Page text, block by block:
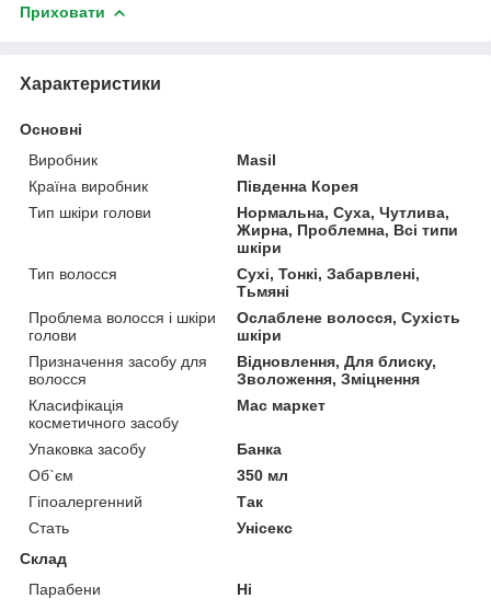
Приховати
Характеристики
Основні
Виробник
Masil
Країна виробник
Південна Корея
Тип шкіри голови
Нормальна, Суха, Чутлива,
Жирна, Проблемна, Всі типи
шкіри
Тип волосся
Сухі, Тонкі, Забарвлені,
Тьмяні
Проблема волосся і шкіри
голови
Ослаблене волосся, Сухість
шкіри
Призначення засобу для
волосся
Відновлення, Для блиску,
Зволоження, Зміцнення
Класифікація
косметичного засобу
Мас маркет
Упаковка засобу
Банка
Об`єм
350 мл
Гіпоалергенний
Так
Стать
Унісекс
Склад
Парабени
Ні